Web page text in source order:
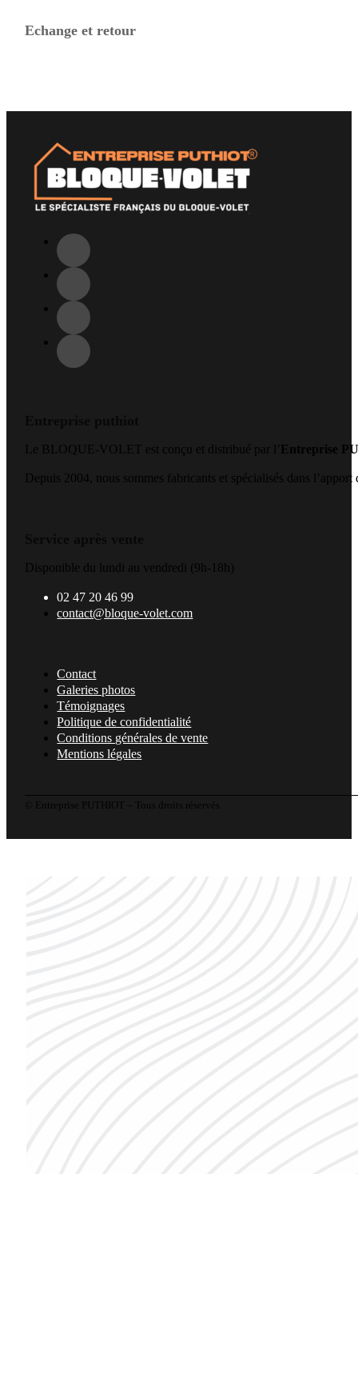
Echange et retour
Le BLOQUE-VOLET est conçu et distribué par l’ Entreprise
Depuis 2004, nous sommes fabricants et spécialisés dans
Disponible du lundi au vendredi (9h-18h)
02 47 20 46 99
contact@bloque-volet.com
Contact
Galeries photos
Témoignages
Politique de confidentialité
Conditions générales de vente
Mentions légales
© Entreprise PUTHIOT – Tous droits réservés